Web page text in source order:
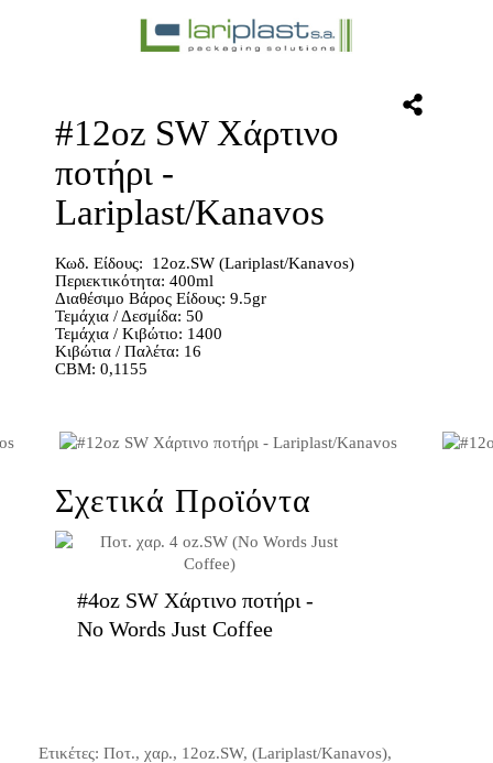
#12oz SW Χάρτινο
ποτήρι -
Lariplast/Kanavos
Κωδ. Είδους: 12oz.SW (Lariplast/Kanavos)
Περιεκτικότητα: 400ml
Διαθέσιμο Βάρος Είδους: 9.5gr
Τεμάχια / Δεσμίδα: 50
Τεμάχια / Κιβώτιο: 1400
Κιβώτια / Παλέτα: 16
CBM: 0,1155
Σχετικά Προϊόντα
#4oz SW Χάρτινο ποτήρι -
No Words Just Coffee
Ετικέτες: Ποτ., χαρ., 12oz.SW, (Lariplast/Kanavos),